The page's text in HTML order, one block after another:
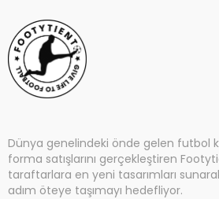
Dünya genelindeki önde gelen futbol
forma satışlarını gerçekleştiren
taraftarlara en yeni tasarımları
adım öteye taşımayı hedefliyor.